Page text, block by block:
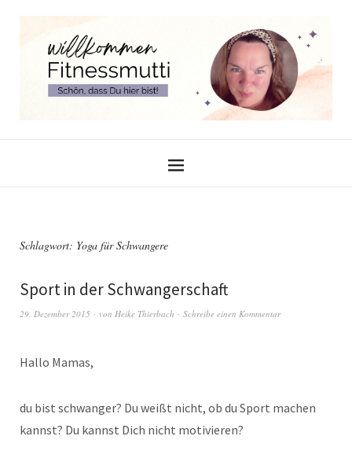
Schlagwort: Yoga für Schwangere
Sport in der Schwangerschaft
29. Dezember 2015 von Heike Thierbach Schreibe einen Kommentar
Hallo Mamas,
du bist schwanger? Du weißt nicht, ob du Sport machen
kannst? Du kannst Dich nicht motivieren?